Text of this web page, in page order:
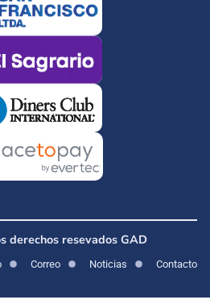
derechos resevados GAD
Correo Noticias Contacto